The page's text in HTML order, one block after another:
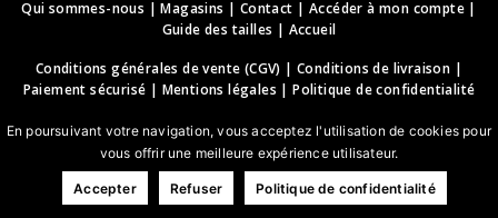
Qui sommes-nous |Magasins | Contact | Accéder à mon compte|
Guide des tailles | Accueil
Conditions générales de vente (CGV) |Conditions de livraison |
Paiement sécurisé | Mentions légales |Politique de confidentialité
En poursuivant votre navigation, vous acceptez l'utilisation de cookies pour
vous offrir une meilleure expérience utilisateur.
Accepter Refuser Politique de confidentialité